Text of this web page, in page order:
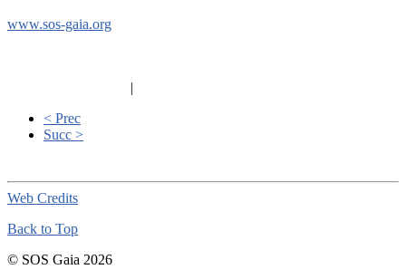
www.sos-gaia.org
|
< Prec
Succ >
Web Credits
Back to Top
© SOS Gaia 2026